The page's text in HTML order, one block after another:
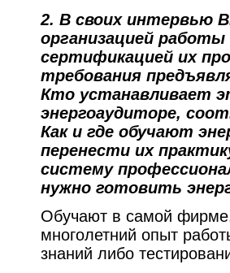
2. В своих интервью
организацией
сертификацией их
требования
Кто устанавливает
энергоаудиторе,
Как и где обучают
перенести их
систему
нужно готовить
Обучают в самой
многолетний опыт
знаний либо